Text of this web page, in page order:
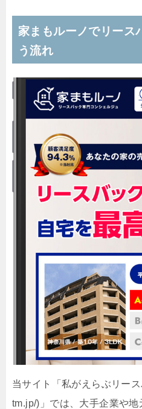
家まもルーノでリース
う流れ
当サイト「私がえらぶリー
tm.jp/)」では、大手企業や